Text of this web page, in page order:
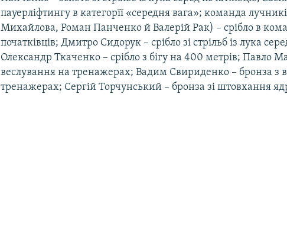
пауерліфтингу в категорїї «середня вага»; команда
Михайлова, Роман Панченко й Валерій Рак) – срібло в
початківців; Дмитро Сидорук – срібло зі стрільб із лука
Олександр Ткаченко – срібло з бігу на 400 метрів; Павло
веслування на тренажерах; Вадим Свириденко – бронза з
тренажерах; Сергій Торчунський – бронза зі штовхання